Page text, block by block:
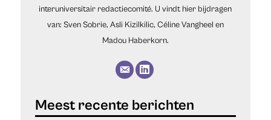
interuniversitair redactiecomité. U vindt hier bijdragen
van: Sven Sobrie, Asli Kizilkilic, Céline Vangheel en
Madou Haberkorn.